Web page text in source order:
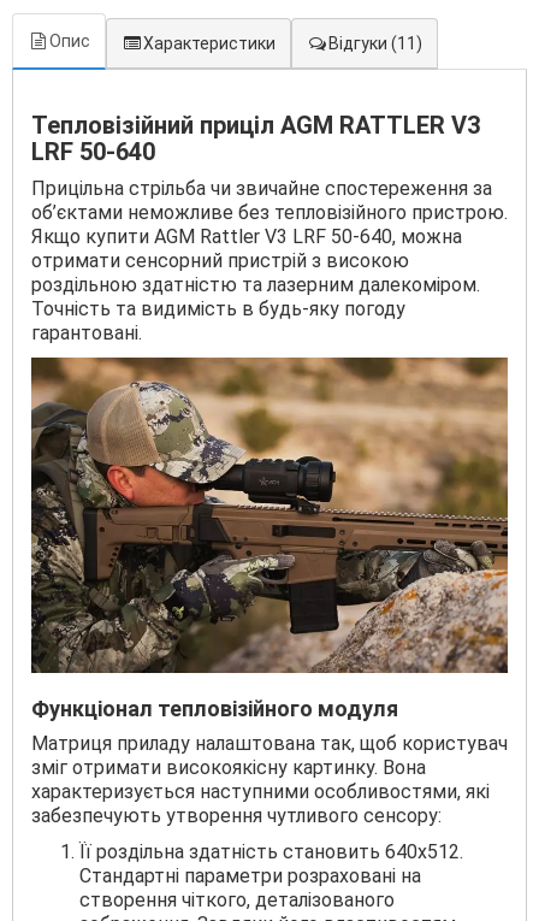
Опис Характеристики Відгуки (11)
Тепловізійний приціл AGM RATTLER V3
LRF 50-640
Прицільна стрільба чи звичайне спостереження за
об’єктами неможливе без тепловізійного пристрою.
Якщо купити AGM Rattler V3 LRF 50-640, можна
отримати сенсорний пристрій з високою
роздільною здатністю та лазерним далекоміром.
Точність та видимість в будь-яку погоду
гарантовані.
Функціонал тепловізійного модуля
Матриця приладу налаштована так, щоб користувач
зміг отримати високоякісну картинку. Вона
характеризується наступними особливостями, які
забезпечують утворення чутливого сенсору:
Її роздільна здатність становить 640x512.
Стандартні параметри розраховані на
створення чіткого, деталізованого